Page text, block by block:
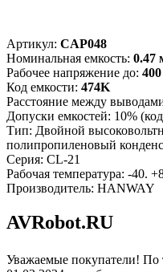
Артикул: CAP048
Номинальная емкость: 0.47
Рабочее напряжение до:
Код емкости: 474K
Расстояние между
Допуски емкостей: 10%
Тип: Двойной
полипропиленовый
Серия: CL-21
Рабочая температура: -40.
Производитель: HANWAY
AVRobot.RU
Уважаемые покупатели!